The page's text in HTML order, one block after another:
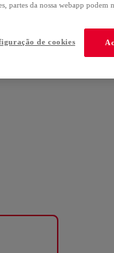
partes da nossa webapp podem
de cookies